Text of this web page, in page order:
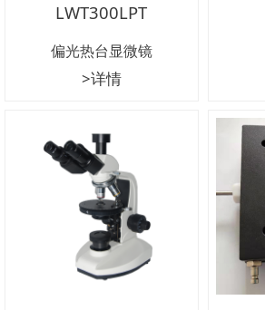
LWT300LPT
偏光热台显微镜
>详情